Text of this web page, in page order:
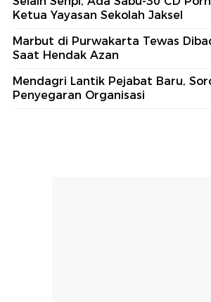
Ketua Yayasan Sekolah Jaksel
Marbut di Purwakarta Tewas
Saat Hendak Azan
Mendagri Lantik Pejabat Baru,
Penyegaran Organisasi